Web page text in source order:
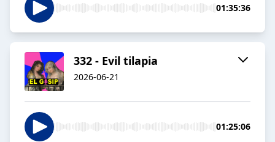
01:35:36
332 - Evil tilapia
2026-06-21
01:25:06